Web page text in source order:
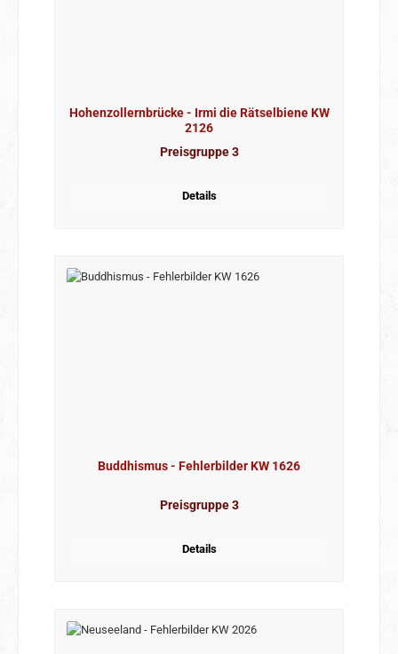
Hohenzollernbrücke - Irmi die Rätselbiene KW
2126
Preisgruppe 3
Details
Buddhismus - Fehlerbilder KW 1626
Preisgruppe 3
Details